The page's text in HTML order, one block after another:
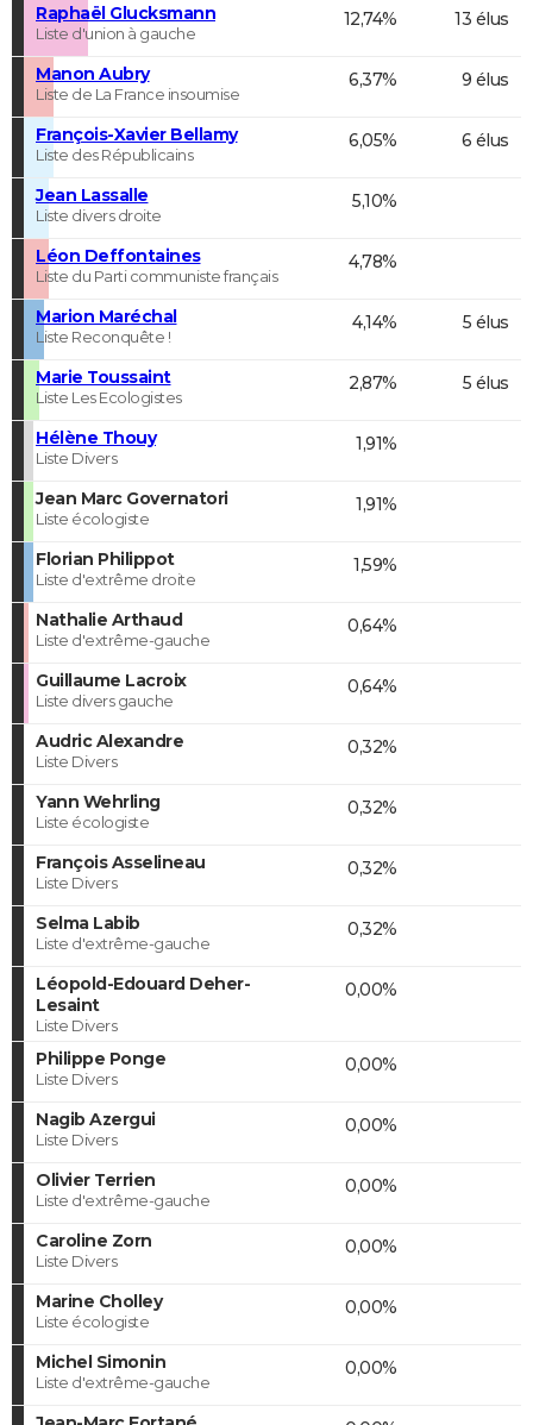
Raphaël Glucksmann
Liste d'union à gauche
12,74% 13 élus
Manon Aubry
Liste de La France insoumise
6,37% 9 élus
François-Xavier Bellamy
Liste des Républicains
6,05% 6 élus
Jean Lassalle
Liste divers droite
5,10%
Léon Deffontaines
Liste du Parti communiste français
4,78%
Marion Maréchal
Liste Reconquête !
4,14% 5 élus
Marie Toussaint
Liste Les Ecologistes
2,87% 5 élus
Hélène Thouy
Liste Divers
1,91%
Jean Marc Governatori
Liste écologiste
1,91%
Florian Philippot
Liste d'extrême droite
1,59%
Nathalie Arthaud
Liste d'extrême-gauche
0,64%
Guillaume Lacroix
Liste divers gauche
0,64%
Audric Alexandre
Liste Divers
0,32%
Yann Wehrling
Liste écologiste
0,32%
François Asselineau
Liste Divers
0,32%
Selma Labib
Liste d'extrême-gauche
0,32%
Léopold-Edouard Deher-
Lesaint
Liste Divers
0,00%
Philippe Ponge
Liste Divers
0,00%
Nagib Azergui
Liste Divers
0,00%
Olivier Terrien
Liste d'extrême-gauche
0,00%
Caroline Zorn
Liste Divers
0,00%
Marine Cholley
Liste écologiste
0,00%
Michel Simonin
Liste d'extrême-gauche
0,00%